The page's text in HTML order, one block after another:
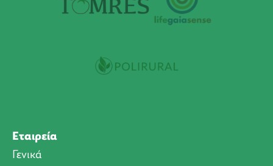
Εταιρεία
Γενικά